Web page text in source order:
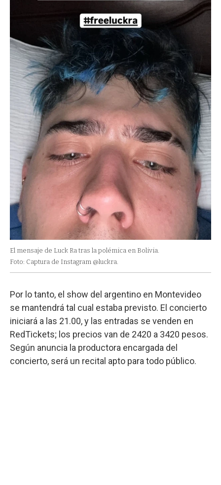
El mensaje de Luck Ra tras la polémica en Bolivia.
Foto: Captura de Instagram @luckra.
Por lo tanto, el show del argentino en Montevideo
se mantendrá tal cual estaba previsto. El concierto
iniciará a las 21.00, y las entradas se venden en
RedTickets; los precios van de 2420 a 3420 pesos.
Según anuncia la productora encargada del
concierto, será un recital apto para todo público.